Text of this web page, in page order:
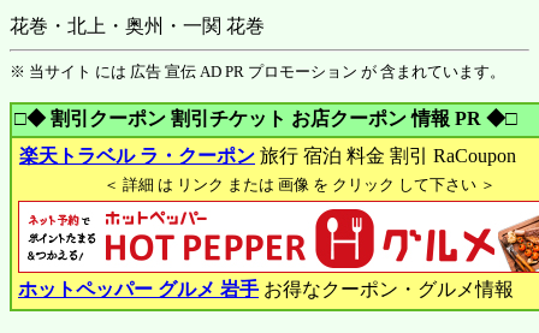
花巻・北上・奥州・一関 花巻
※ 当サイト には 広告 宣伝 AD PR プロモーション が 含まれています。
□◆ 割引クーポン 割引チケット お店クーポン 情報 PR ◆□
楽天トラベル ラ・クーポン 旅行 宿泊 料金 割引 RaCoupon
＜ 詳細 は リンク または 画像 を クリック して下さい ＞
ホットペッパー グルメ 岩手 お得なクーポン・グルメ情報